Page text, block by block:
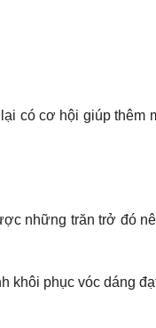
có cơ hội giúp thêm
những trăn trở đó
khôi phục vóc dáng